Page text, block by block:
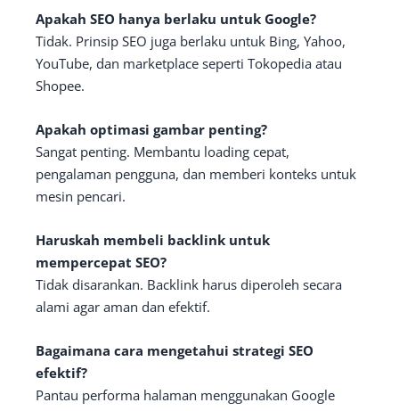
Apakah SEO hanya berlaku untuk Google?
Tidak. Prinsip SEO juga berlaku untuk Bing, Yahoo,
YouTube, dan marketplace seperti Tokopedia atau
Shopee.
Apakah optimasi gambar penting?
Sangat penting. Membantu loading cepat,
pengalaman pengguna, dan memberi konteks untuk
mesin pencari.
Haruskah membeli backlink untuk
mempercepat SEO?
Tidak disarankan. Backlink harus diperoleh secara
alami agar aman dan efektif.
Bagaimana cara mengetahui strategi SEO
efektif?
Pantau performa halaman menggunakan Google